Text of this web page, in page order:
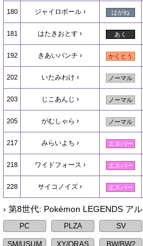
180 ジャイロボール はがね
181 はたきおとす あく
192 きあいパンチ かくとう
202 いたみわけ ノーマル
203 じこあんじ ノーマル
205 がむしゃら ノーマル
217 みらいよち エスパー
218 ワイドフォース エスパー
228 サイコノイズ エスパー
› 第8世代: Pokémon LEGENDS ア